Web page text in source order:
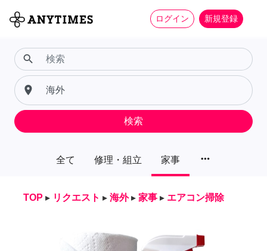
ログイン 新規登録
全て 修理・組立 家事 more_horiz
search
place
検索
TOP ▸ リクエスト ▸ 海外 ▸ 家事 ▸ エアコン掃除